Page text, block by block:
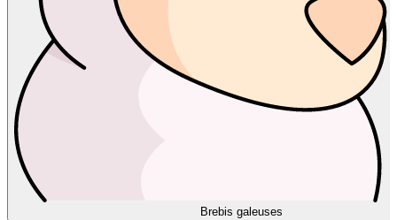
Brebis galeuses